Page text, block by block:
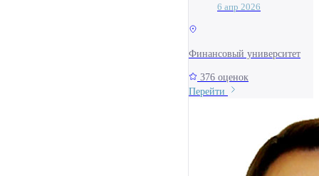
6 апр 2026
Финансовый университет
376 оценок
Перейти